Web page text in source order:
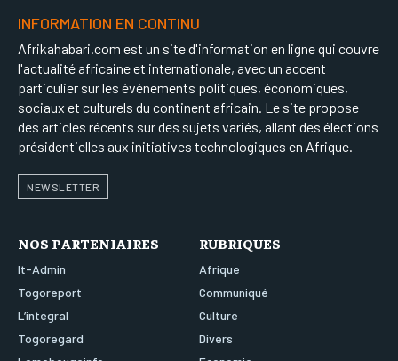
INFORMATION EN CONTINU
Afrikahabari.com est un site d'information en ligne qui couvre
l'actualité africaine et internationale, avec un accent
particulier sur les événements politiques, économiques,
sociaux et culturels du continent africain. Le site propose
des articles récents sur des sujets variés, allant des élections
présidentielles aux initiatives technologiques en Afrique.
NEWSLETTER
NOS PARTENIAIRES
It-Admin
Togoreport
L’integral
Togoregard
RUBRIQUES
Afrique
Communiqué
Culture
Divers